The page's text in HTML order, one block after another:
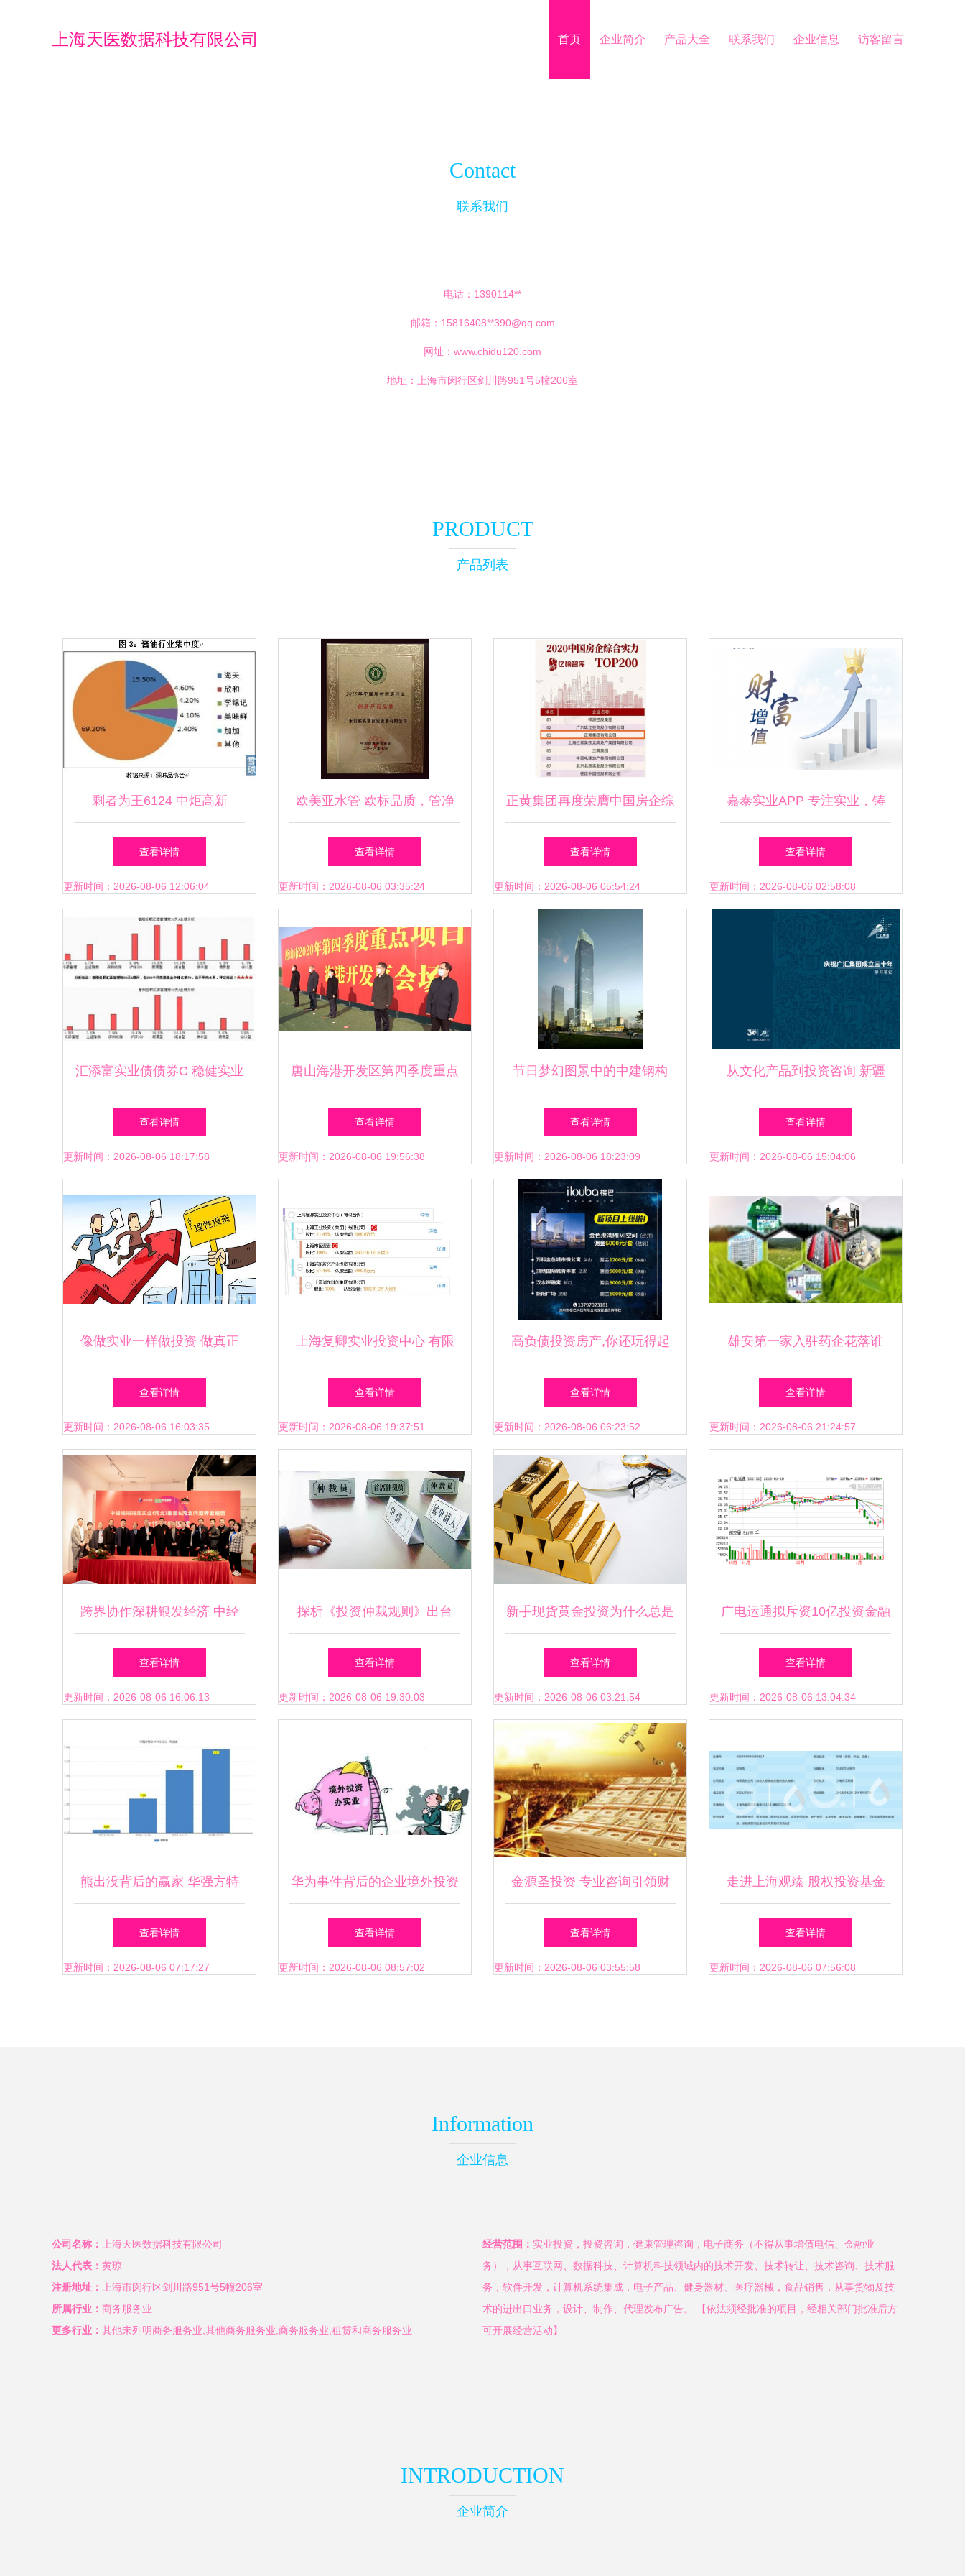
上海天医数据科技有限公司 首页 企业简介 产品大全 联系我们 企业信息 访客留言
Contact
联系我们
电话：1390114**
邮箱：15816408**390@qq.com
网址： www.chidu120.com
地址：上海市闵行区剑川路951号5幢206室
PRODUCT
产品列表
剩者为王6124 中炬高新
（600872）投资价值分析
——稳健底色下的多维画像与
长期观察
查看详情
更新时间：2026-08-06 12:06:04
欧美亚水管 欧标品质，管净
每一滴生活，实业铸就安心之
选
查看详情
更新时间：2026-08-06 03:35:24
正黄集团再度荣膺中国房企综
合实力百强等多项殊荣
查看详情
更新时间：2026-08-06 05:54:24
嘉泰实业APP 专注实业，铸
造行业典范的力量
查看详情
更新时间：2026-08-06 02:58:08
汇添富实业债债券C 稳健实业
投资的“固收+”新选择
查看详情
更新时间：2026-08-06 18:17:58
唐山海港开发区第四季度重点
项目集中开工，实业投资再添
新动能
查看详情
更新时间：2026-08-06 19:56:38
节日梦幻图景中的中建钢构
广州投资咨询的制造力量
查看详情
更新时间：2026-08-06 18:23:09
从文化产品到投资咨询 新疆
广汇实业投资集团的跨界布局
解析
查看详情
更新时间：2026-08-06 15:04:06
像做实业一样做投资 做真正
的价值投资者家
查看详情
更新时间：2026-08-06 16:03:35
上海复卿实业投资中心 有限
合伙架构下的实业投资实践与
创新
查看详情
更新时间：2026-08-06 19:37:51
高负债投资房产,你还玩得起
吗？
查看详情
更新时间：2026-08-06 06:23:52
雄安第一家入驻药企花落谁
家？实地探访解读背后投资逻
辑
查看详情
更新时间：2026-08-06 21:24:57
跨界协作深耕银发经济 中经
城投福美与问道养老书写全龄
关怀新场景
查看详情
更新时间：2026-08-06 16:06:13
探析《投资仲裁规则》出台
中国在场的新路径
查看详情
更新时间：2026-08-06 19:30:03
新手现货黄金投资为什么总是
亏损？这些问题你有没有踩
坑？
查看详情
更新时间：2026-08-06 03:21:54
广电运通拟斥资10亿投资金融
产品 实业与资本双驱动的战
略选择与启示
查看详情
更新时间：2026-08-06 13:04:34
熊出没背后的赢家 华强方特
净利近8亿，风光之下暗流涌
动
查看详情
更新时间：2026-08-06 07:17:27
华为事件背后的企业境外投资
风险
查看详情
更新时间：2026-08-06 08:57:02
金源圣投资 专业咨询引领财
富增长之路
查看详情
更新时间：2026-08-06 03:55:58
走进上海观臻 股权投资基金
如何重塑投资咨询领域的价值
边界
查看详情
更新时间：2026-08-06 07:56:08
Information
企业信息
公司名称：
上海天医数据科技有限公司
法人代表： 黄琼
注册地址：
上海市闵行区剑川路951号5幢206室
所属行业： 商务服务业
更多行业： 其他未列明商务服务业,其他商务服务业,商务服务业,租赁和商务服务业
经营范围： 实业投资，投资咨询，健康管理咨询，电子商务（不得从事增值电信、金融业
务），从事互联网、数据科技、计算机科技领域内的技术开发、技术转让、技术咨询、技术服
务，软件开发，计算机系统集成，电子产品、健身器材、医疗器械，食品销售，从事货物及技
术的进出口业务，设计、制作、代理发布广告。 【依法须经批准的项目，经相关部门批准后方
可开展经营活动】
INTRODUCTION
企业简介